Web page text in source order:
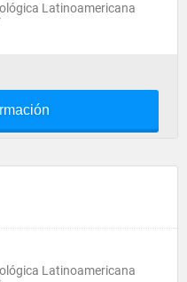
Latinoamericana
Latinoamericana